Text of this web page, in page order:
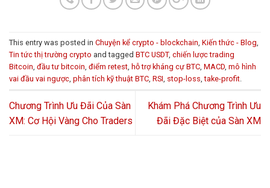
This entry was posted in Chuyện kể crypto - blockchain Kiến thức - Blog
Tin tức thị trường crypto and tagged BTC USDT, chiến lược trading
Bitcoin đầu tư bitcoin điểm retest hỗ trợ kháng cự BTC MACD mô hình
vai đầu vai ngược phân tích kỹ thuật BTC RSI stop-loss ,take-profit
Chương Trình Ưu Đãi Của Sàn
XM: Cơ Hội Vàng Cho Traders
Khám Phá Chương Trình Ưu
Đãi Đặc Biệt của Sàn XM